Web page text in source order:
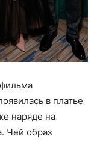
в платье
наряде на
Чей образ